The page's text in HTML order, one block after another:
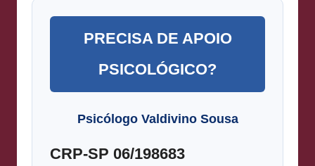
PRECISA DE APOIO
PSICOLÓGICO?
Psicólogo Valdivino Sousa
CRP-SP 06/198683